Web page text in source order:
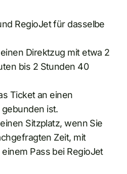
RegioJet für dasselbe
Direktzug mit etwa 2
bis 2 Stunden 40
Ticket an einen
ist.
Sitzplatz, wenn Sie
Zeit, mit
Pass bei RegioJet